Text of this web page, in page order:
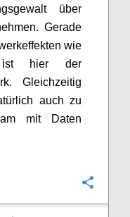
über
Gerade
wie
ist hier der
Gleichzeitig
auch zu
mit Daten